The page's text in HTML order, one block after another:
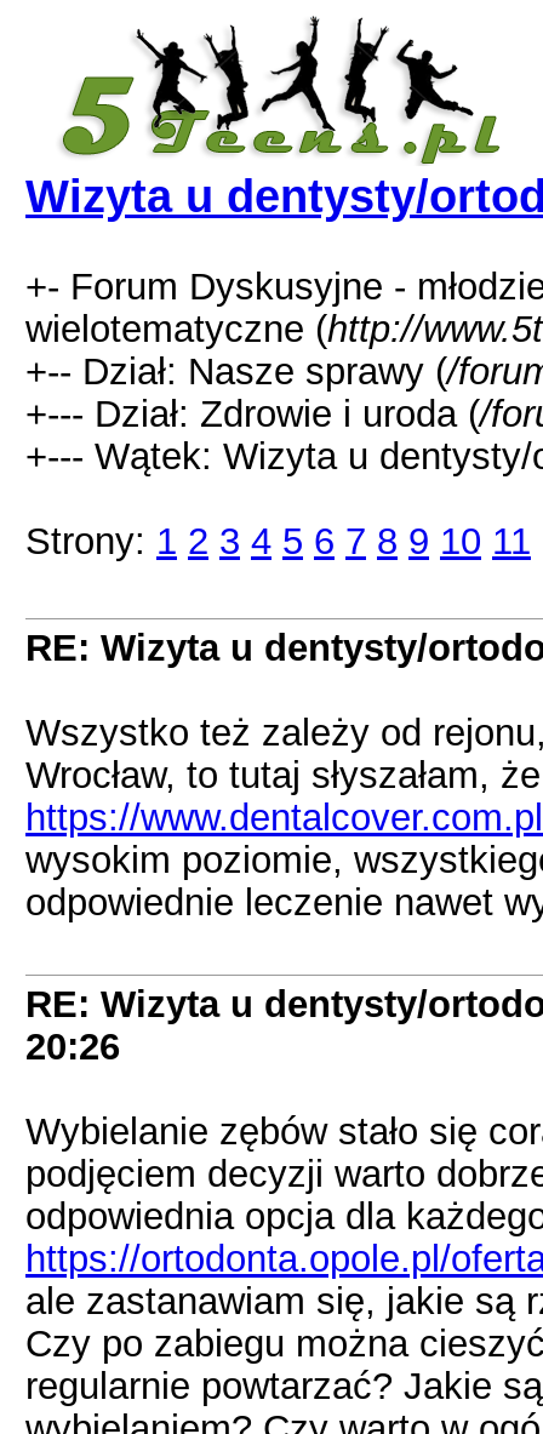
Wizyta u dentysty/
+- Forum Dyskusyjne -
wielotematyczne (http://
+-- Dział: Nasze sprawy (/
+--- Dział: Zdrowie i uroda (/
+--- Wątek: Wizyta u dentysty/
Strony: 1 2 3 4 5 6 7 8 9 10 11
RE: Wizyta u dentysty/
Wszystko też zależy od
Wrocław, to tutaj słyszałam,
https://
wysokim poziomie,
odpowiednie leczenie nawet
RE: Wizyta u dentysty/
20:26
Wybielanie zębów stało się
podjęciem decyzji warto
odpowiednia opcja dla
https://ortodonta.opole.pl/
ale zastanawiam się, jakie są
Czy po zabiegu można
regularnie powtarzać? Jakie